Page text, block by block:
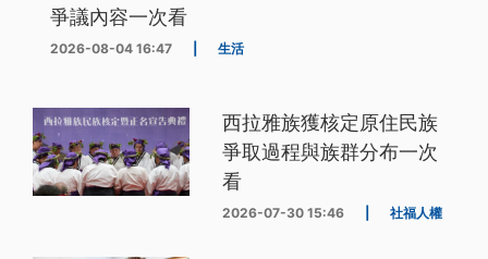
爭議內容一次看
2026-08-04 16:47 生活
西拉雅族獲核定原住民族
爭取過程與族群分布一次
看
2026-07-30 15:46 社福人權